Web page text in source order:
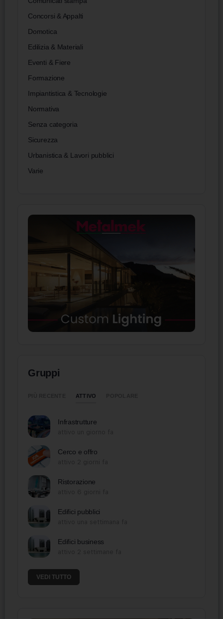
Concorsi & Appalti
Domotica
Edilizia & Materiali
Eventi & Fiere
Formazione
Impiantistica & Tecnologie
Normativa
Senza categoria
Sicurezza
Urbanistica & Lavori pubblici
Varie
Gruppi
ATTIVO
Infrastrutture
Cerco e offro
Ristorazione
Edifici pubblici
Edifici business
VEDI TUTTO